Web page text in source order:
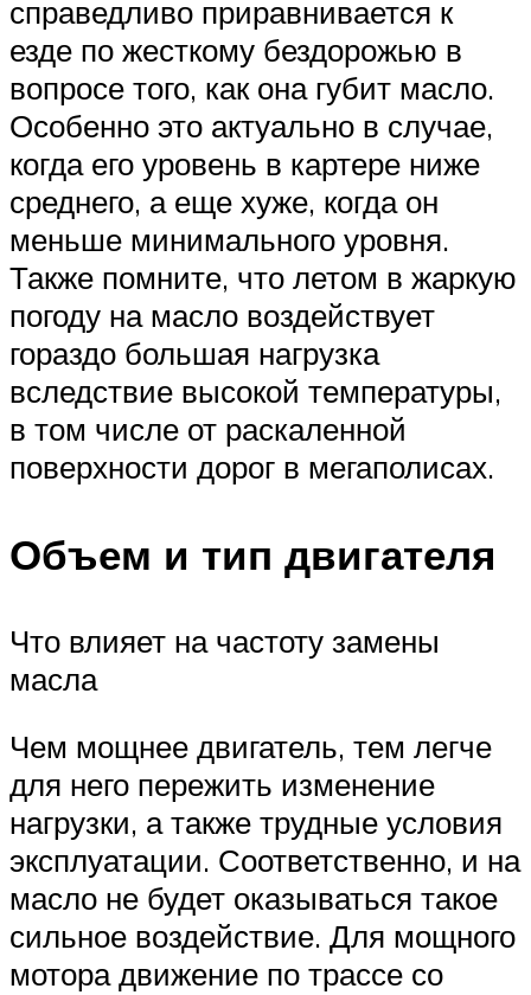
справедливо приравнивается к
езде по жесткому бездорожью в
вопросе того, как она губит масло.
Особенно это актуально в случае,
когда его уровень в картере ниже
среднего, а еще хуже, когда он
меньше минимального уровня.
Также помните, что летом в жаркую
погоду на масло воздействует
гораздо большая нагрузка
вследствие высокой температуры,
в том числе от раскаленной
поверхности дорог в мегаполисах.
Объем и тип двигателя
Что влияет на частоту замены
масла
Чем мощнее двигатель, тем легче
для него пережить изменение
нагрузки, а также трудные условия
эксплуатации. Соответственно, и на
масло не будет оказываться такое
сильное воздействие. Для мощного
мотора движение по трассе со